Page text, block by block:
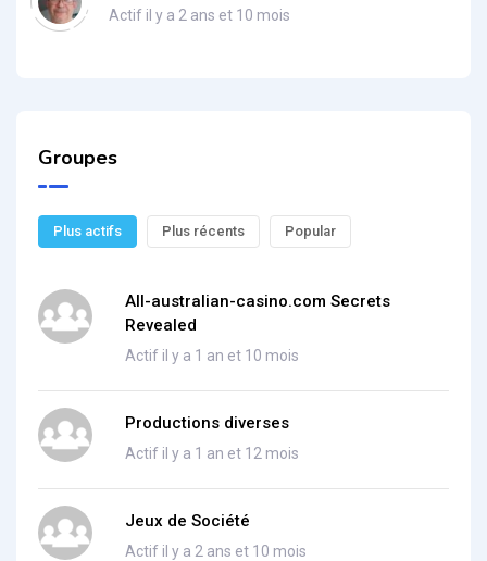
Actif il y a 2 ans et 10 mois
Groupes
Plus actifs Plus récents Popular
All-australian-casino.com Secrets
Revealed
Actif il y a 1 an et 10 mois
Productions diverses
Actif il y a 1 an et 12 mois
Jeux de Société
Actif il y a 2 ans et 10 mois